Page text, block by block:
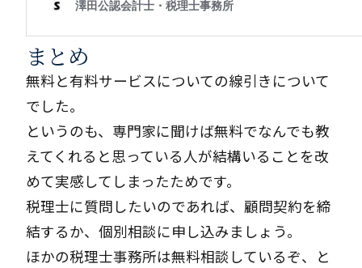
まとめ
無料と有料サービスについての線引きについて
でした。
というのも、専門家に聞けば無料でなんでも教
えてくれると思っている人が結構いることを改
めて実感してしまったためです。
税理士に質問したいのであれば、 顧問契約を締
結するか、 個別相談に申し込みましょう。
ほかの税理士事務所は無料相談しているぞ、と